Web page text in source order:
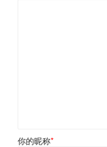
你的昵称*